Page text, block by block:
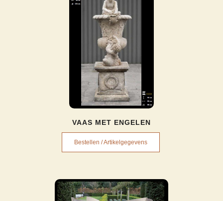
VAAS MET ENGELEN
Bestellen / Artikelgegevens